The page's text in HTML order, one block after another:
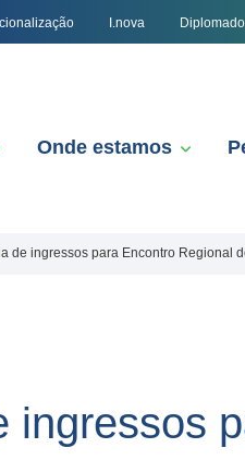
I.nova
Onde estamos
de ingressos para Encontro Regional
ingressos